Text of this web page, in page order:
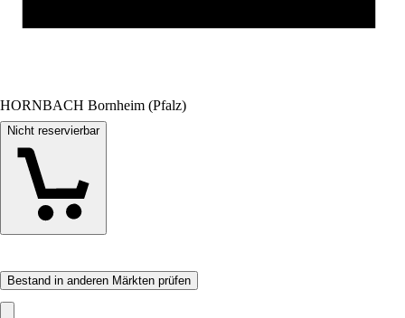
HORNBACH Bornheim (Pfalz)
Nicht reservierbar
Bestand in anderen Märkten prüfen